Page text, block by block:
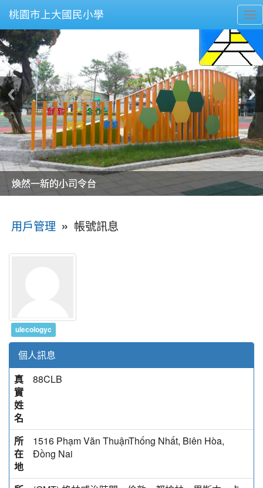
桃園市上大國民小學
美麗的操場是我們活力的來源
美麗的操場是我們活力的來源
煥然一新的小司令台
煥然一新的小司令台
富含桃園埤塘田園風光意象的中廊
富含桃園埤塘田園風光意象的中廊
嶄新的中庭廣場
嶄新的中庭廣場
水生池生生不息
水生池生生不息
用戶管理 » 帳號訊息
ulecologyc
個人訊息
真
實
姓
名
88CLB
所
在
地
1516 Phạm Văn ThuậnThống Nhất, Biên Hòa,
Đồng Nai